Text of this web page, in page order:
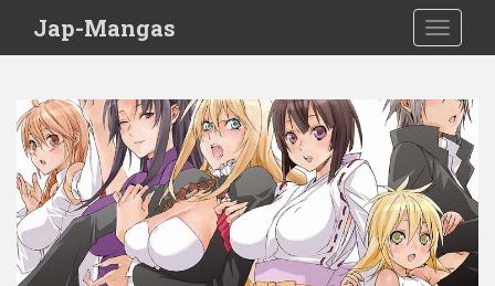
Jap-Mangas